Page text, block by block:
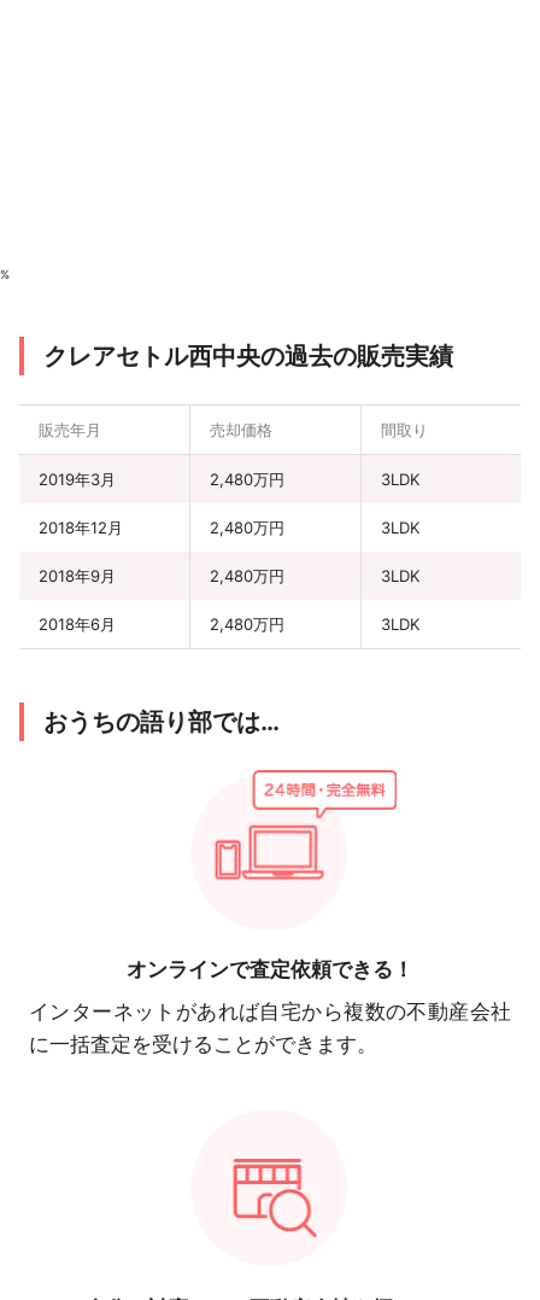
%
クレアセトル西中央の過去の販売実績
販売年月 売却価格 間取り
2019年3月 2,480万円 3LDK
2018年12月 2,480万円 3LDK
2018年9月 2,480万円 3LDK
2018年6月 2,480万円 3LDK
おうちの語り部では…
オンラインで査定依頼できる！
インターネットがあれば自宅から複数の不動産会社
に一括査定を受けることができます。